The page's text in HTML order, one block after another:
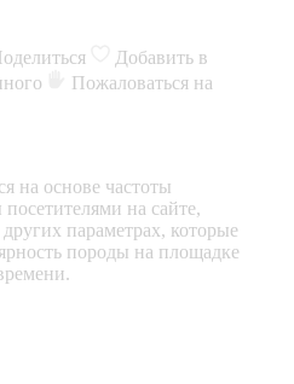
Добавить в
Пожаловаться на
на основе частоты
на сайте,
параметрах, которые
породы на площадке